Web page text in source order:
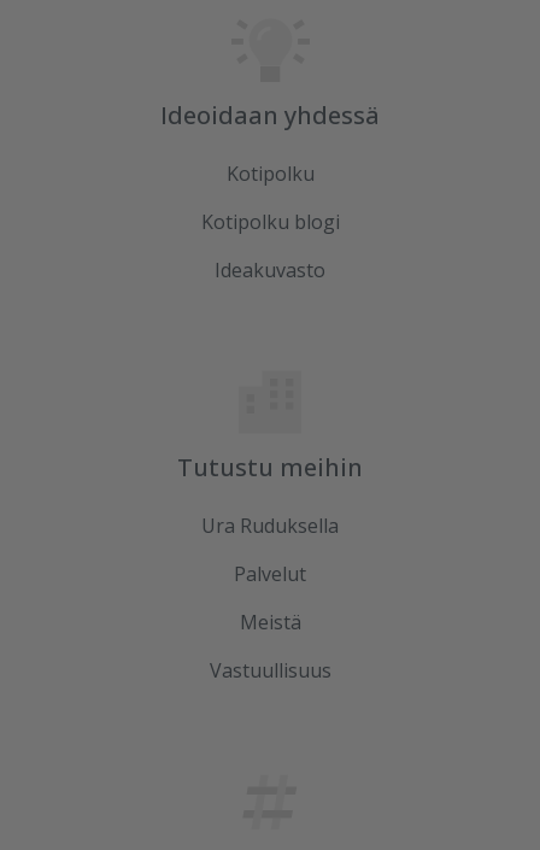
Ideoidaan yhdessä
Kotipolku
Kotipolku blogi
Ideakuvasto
Tutustu meihin
Ura Ruduksella
Palvelut
Meistä
Vastuullisuus